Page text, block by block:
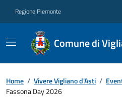
Regione Piemonte
Comune di
Home / Vivere Vigliano d'Asti /
Fassona Day 2026